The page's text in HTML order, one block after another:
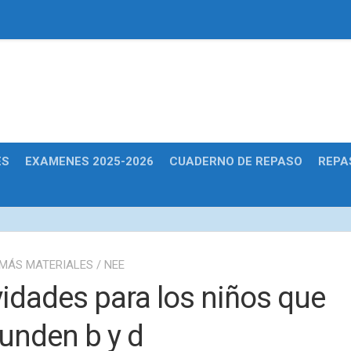
EXAMENES 2025-2026 CUADERNO DE REPASO
MÁS MATERIALES / NEE
para los niños que
b y d